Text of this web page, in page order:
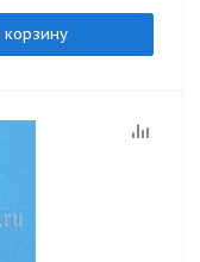
корзину